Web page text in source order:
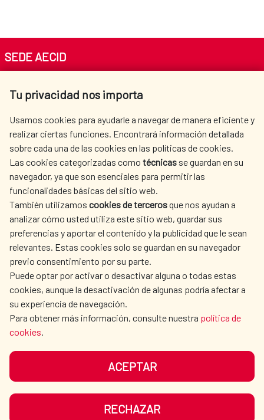
Tu privacidad nos importa
Usamos cookies para ayudarle a navegar de manera eficiente y
realizar ciertas funciones. Encontrará información detallada
sobre cada una de las cookies en las políticas de cookies.
Las cookies categorizadas como técnicas se guardan en su
navegador, ya que son esenciales para permitir las
funcionalidades básicas del sitio web.
También utilizamos cookies de tercerosque nos ayudan a
analizar cómo usted utiliza este sitio web, guardar sus
preferencias y aportar el contenido y la publicidad que le sean
relevantes. Estas cookies solo se guardan en su navegador
previo consentimiento por su parte.
Puede optar por activar o desactivar alguna o todas estas
cookies, aunque la desactivación de algunas podría afectar a
su experiencia de navegación.
Para obtener más información, consulte nuestra política de
cookies.
ACEPTAR
RECHAZAR
SEDE AECID
Tel. +34 900 20 30 54​​​​​​​
AECID
WHERE DO WE COOPERATE?
SPANISH HUMANITARIAN
ACTION
PRESS ROOM
CULTURE AND SCIENCE LIBRARY
OUR SOCIAL MEDIA
DATA PROTECTION
COOKIE POLICY
BROWSING GUIDE
SITEMAP